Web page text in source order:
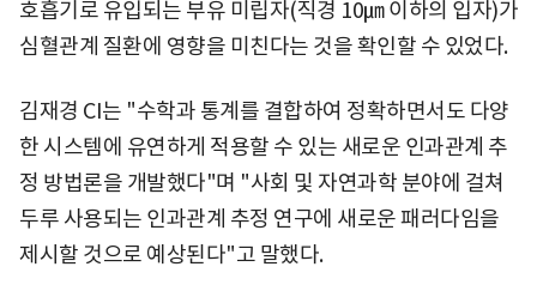
호흡기로 유입되는 부유 미립자(직경 10㎛ 이하의 입자)가
심혈관계 질환에 영향을 미친다는 것을 확인할 수 있었다.
김재경 CI는 "수학과 통계를 결합하여 정확하면서도 다양
한 시스템에 유연하게 적용할 수 있는 새로운 인과관계 추
정 방법론을 개발했다"며 "사회 및 자연과학 분야에 걸쳐
두루 사용되는 인과관계 추정 연구에 새로운 패러다임을
제시할 것으로 예상된다"고 말했다.